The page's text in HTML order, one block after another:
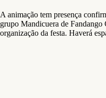
A animação tem presença
grupo Mandicuera de Fandango
organização da festa. Haverá